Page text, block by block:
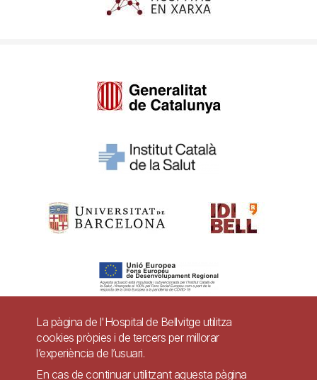
Pie
Contacte
La pàgina de l'Hospital de Bellvitge utilitza
cookies pròpies i de tercers per millorar
l’experiència de l’usuari.
En cas de continuar utilitzant aquesta pàgina